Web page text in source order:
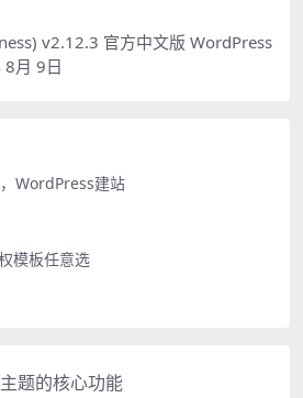
v2.12.3 官方中文版 WordPress
月 9日
WordPress建站
模板任意选
题的核心功能